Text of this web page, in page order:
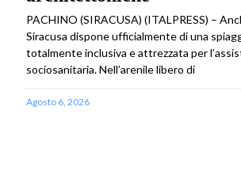
PACHINO (SIRACUSA) (ITALPRESS) –
Siracusa dispone ufficialmente di una
totalmente inclusiva e attrezzata per
sociosanitaria. Nell’arenile libero di
Agosto 6, 2026